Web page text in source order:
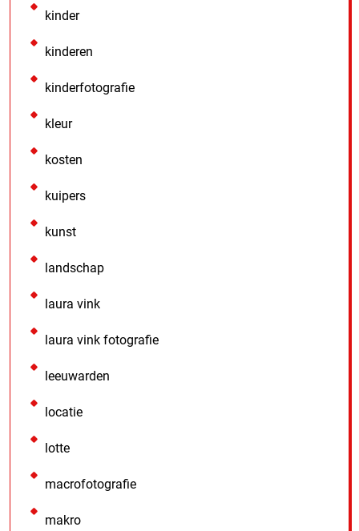
kinder
kinderen
kinderfotografie
kleur
kosten
kuipers
kunst
landschap
laura vink
laura vink fotografie
leeuwarden
locatie
lotte
macrofotografie
makro